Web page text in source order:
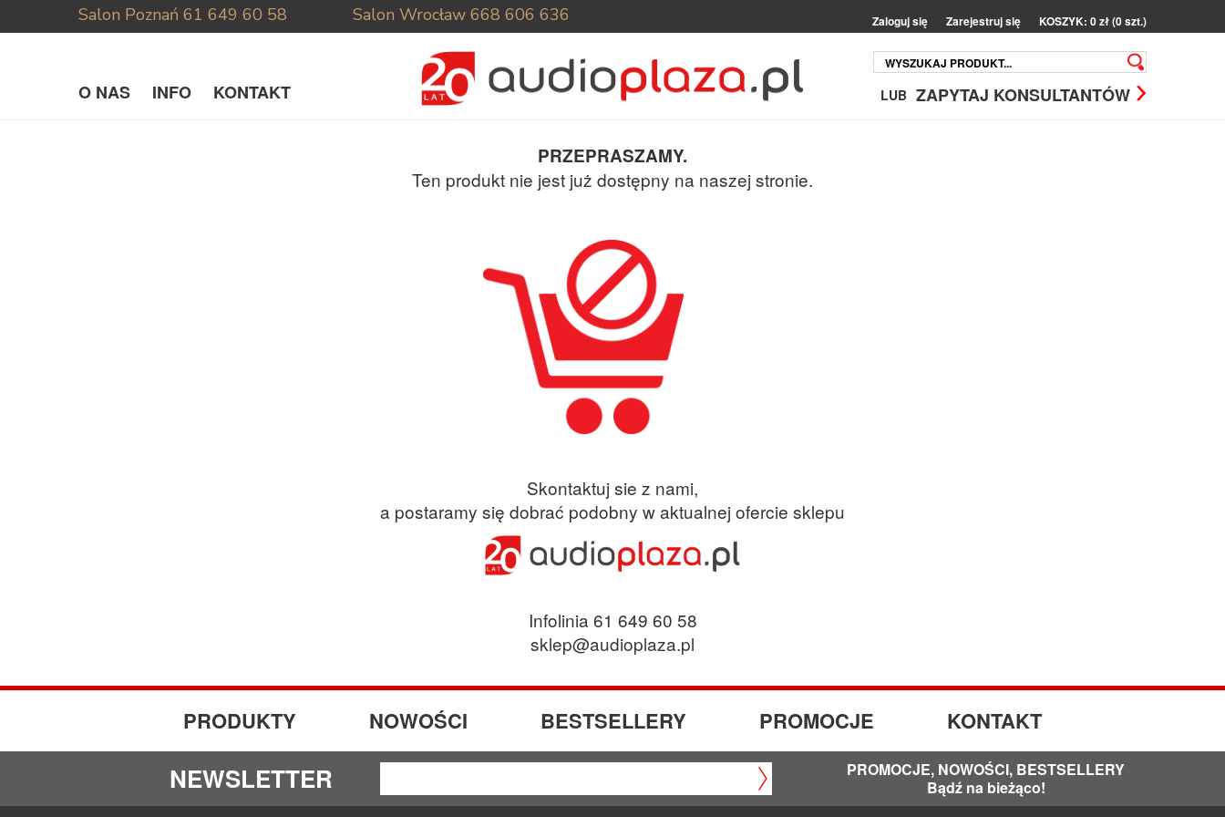
Salon Poznań 61 649 60 58 Salon Wrocław 668 606 636 Zaloguj się Zarejestruj się KOSZYK: 0 zł (0 szt.)
O NAS INFO KONTAKT LUB ZAPYTAJ KONSULTANTÓW
PRZEPRASZAMY.
Ten produkt nie jest już dostępny na naszej stronie.
Skontaktuj sie z nami,
a postaramy się dobrać podobny w aktualnej ofercie sklepu
Infolinia 61 649 60 58
sklep@audioplaza.pl
PRODUKTY NOWOŚCI BESTSELLERY PROMOCJE KONTAKT
NEWSLETTER
PROMOCJE, NOWOŚCI, BESTSELLERY
Bądź na bieżąco!